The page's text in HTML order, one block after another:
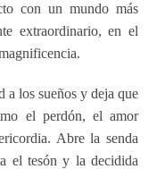
con un mundo más
extraordinario, en el
a los sueños y deja que
el perdón, el amor
Abre la senda
el tesón y la decidida